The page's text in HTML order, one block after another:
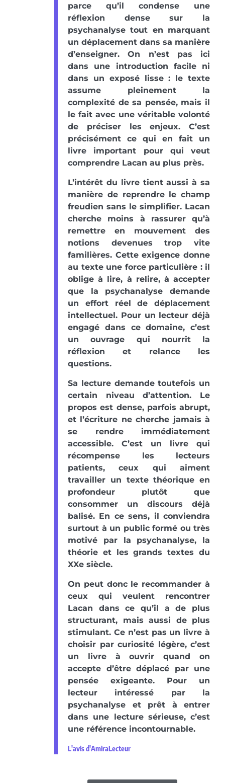
parce qu’il condense une
réflexion dense sur la
psychanalyse tout en marquant
un déplacement dans sa manière
d’enseigner. On n’est pas ici
dans une introduction facile ni
dans un exposé lisse : le texte
assume pleinement la
complexité de sa pensée, mais il
le fait avec une véritable volonté
de préciser les enjeux. C’est
précisément ce qui en fait un
livre important pour qui veut
comprendre Lacan au plus près.
L’intérêt du livre tient aussi à sa
manière de reprendre le champ
freudien sans le simplifier. Lacan
cherche moins à rassurer qu’à
remettre en mouvement des
notions devenues trop vite
familières. Cette exigence donne
au texte une force particulière : il
oblige à lire, à relire, à accepter
que la psychanalyse demande
un effort réel de déplacement
intellectuel. Pour un lecteur déjà
engagé dans ce domaine, c’est
un ouvrage qui nourrit la
réflexion et relance les
questions.
Sa lecture demande toutefois un
certain niveau d’attention. Le
propos est dense, parfois abrupt,
et l’écriture ne cherche jamais à
se rendre immédiatement
accessible. C’est un livre qui
récompense les lecteurs
patients, ceux qui aiment
travailler un texte théorique en
profondeur plutôt que
consommer un discours déjà
balisé. En ce sens, il conviendra
surtout à un public formé ou très
motivé par la psychanalyse, la
théorie et les grands textes du
XXe siècle.
On peut donc le recommander à
ceux qui veulent rencontrer
Lacan dans ce qu’il a de plus
structurant, mais aussi de plus
stimulant. Ce n’est pas un livre à
choisir par curiosité légère, c’est
un livre à ouvrir quand on
accepte d’être déplacé par une
pensée exigeante. Pour un
lecteur intéressé par la
psychanalyse et prêt à entrer
dans une lecture sérieuse, c’est
une référence incontournable.
L'avis d'AmiraLecteur